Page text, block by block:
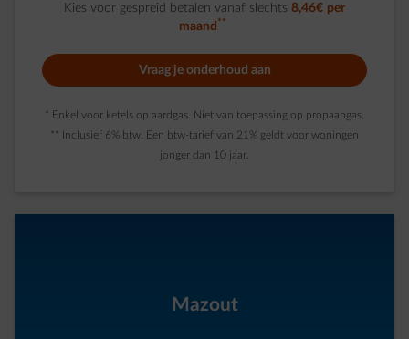
Kies voor gespreid betalen vanaf slechts 8,46€ per
maand **
Vraag je onderhoud aan
* Enkel voor ketels op aardgas. Niet van toepassing op propaangas.
** Inclusief 6% btw. Een btw-tarief van 21% geldt voor woningen
jonger dan 10 jaar.
Mazout